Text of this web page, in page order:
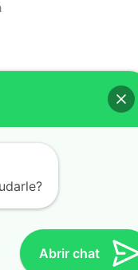
Abrir chat